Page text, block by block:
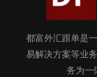
都富外汇跟单是
易解决方案等业
务为一